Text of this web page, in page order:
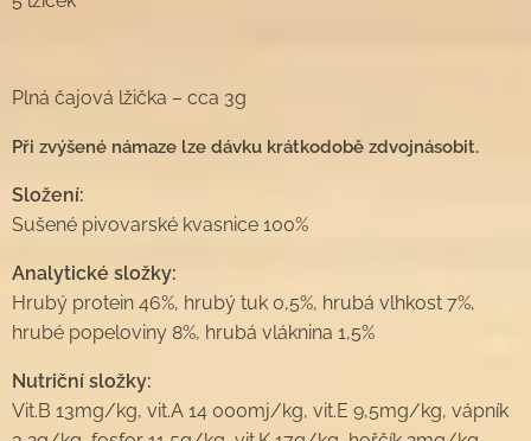
Plná čajová lžička – cca 3g
Při zvýšené námaze lze dávku krátkodobě zdvojnásobit.
Složení:
Sušené pivovarské kvasnice 100%
Analytické složky:
Hrubý protein 46%, hrubý tuk 0,5%, hrubá vlhkost 7%,
hrubé popeloviny 8%, hrubá vláknina 1,5%
Nutriční složky:
Vit.B 13mg/kg, vit.A 14 000mj/kg, vit.E 9,5mg/kg, vápník